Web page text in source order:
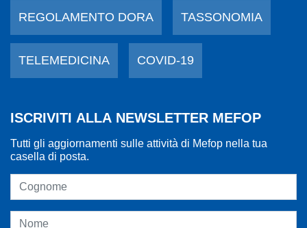
REGOLAMENTO DORA TASSONOMIA
TELEMEDICINA COVID-19
ISCRIVITI ALLA NEWSLETTER MEFOP
Tutti gli aggiornamenti sulle attività di Mefop nella tua
casella di posta.